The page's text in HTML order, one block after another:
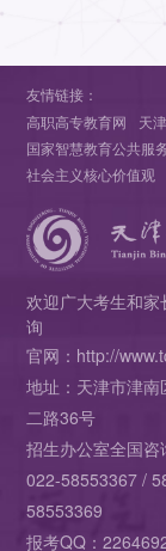
友情链接：
高职高专教育网
天
国家智慧教育公共服
社会主义核心价值观
欢迎广大考生和家
询
官网：http://
地址：天津市津
二路36号
招生办公室全国咨
022-58553367 /
58553369
报考QQ：